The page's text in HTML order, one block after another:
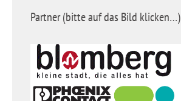
Partner (bitte auf das Bild klicken…)